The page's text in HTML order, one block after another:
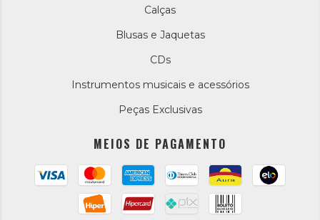
Calças
Blusas e Jaquetas
CDs
Instrumentos musicais e acessórios
Peças Exclusivas
MEIOS DE PAGAMENTO